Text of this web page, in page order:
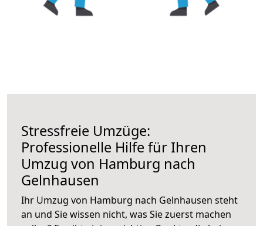
Stressfreie Umzüge:
Professionelle Hilfe für Ihren
Umzug von Hamburg nach
Gelnhausen
Ihr Umzug von Hamburg nach Gelnhausen steht
an und Sie wissen nicht, was Sie zuerst machen